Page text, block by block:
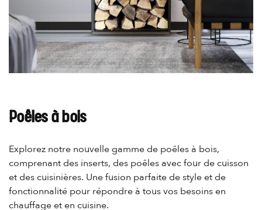
Poêles à bois
Explorez notre nouvelle gamme de poêles à bois,
comprenant des inserts, des poêles avec four de cuisson
et des cuisinières. Une fusion parfaite de style et de
fonctionnalité pour répondre à tous vos besoins en
chauffage et en cuisine.